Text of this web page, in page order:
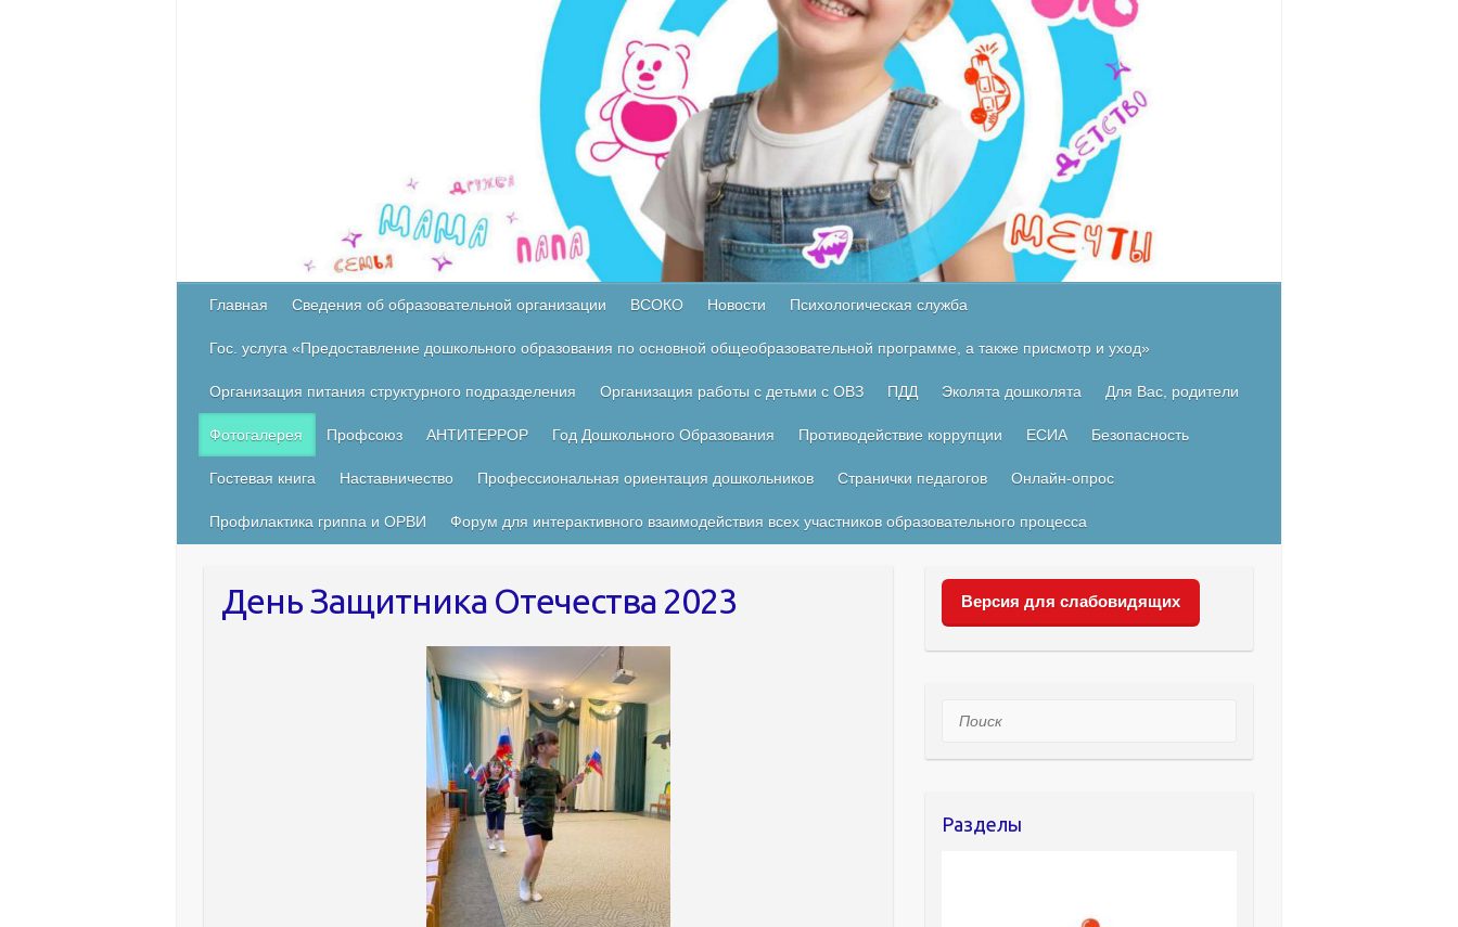
Главная Сведения об образовательной организации ВСОКО Новости Психологическая служба
Гос. услуга «Предоставление дошкольного образования по основной общеобразовательной программе, а также присмотр и уход»
Организация питания структурного подразделения Организация работы с детьми с ОВЗ ПДД Эколята дошколята Для Вас, родители
Фотогалерея Профсоюз АНТИТЕРРОР Год Дошкольного Образования Противодействие коррупции ЕСИА Безопасность
Гостевая книга Наставничество Профессиональная ориентация дошкольников Странички педагогов Онлайн-опрос
Профилактика гриппа и ОРВИ Форум для интерактивного взаимодействия всех участников образовательного процесса
День Защитника Отечества 2023 Версия для слабовидящих
Поиск
Разделы